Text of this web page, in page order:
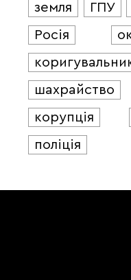
земля
ГПУ
Росія
шахрайство
корупція
поліція